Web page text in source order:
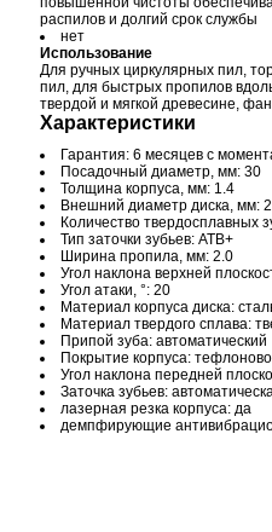
распилов и долгий срок службы
нет
Использование
Для ручных циркулярных пил,
пил, для быстрых пропилов
твердой и мягкой древесине,
Характеристики
Гарантия: 6 месяцев с
Посадочный диаметр, мм: 30
Толщина корпуса, мм: 1.4
Внешний диаметр диска, мм:
Количество твердосплавных
Тип заточки зубьев: ATB+
Ширина пропила, мм: 2.0
Угол наклона верхней
Угол атаки, °: 20
Материал корпуса диска:
Материал твердого сплава:
Припой зуба: автоматический
Покрытие корпуса:
Угол наклона передней
Заточка зубьев:
лазерная резка корпуса: да
демпфирующие